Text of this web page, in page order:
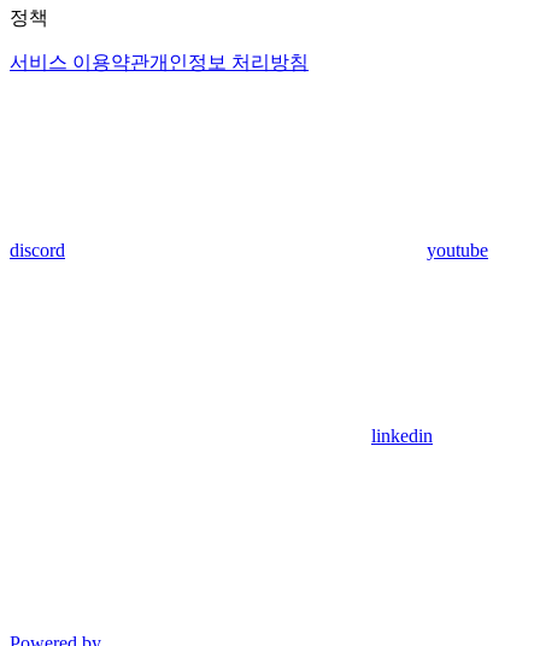
정책
서비스 이용약관개인정보 처리방침
discord youtube
linkedin